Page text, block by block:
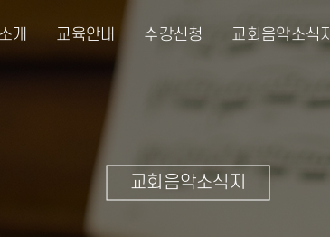
개 교육안내 수강신청 교회음악소식지
교회음악소식지